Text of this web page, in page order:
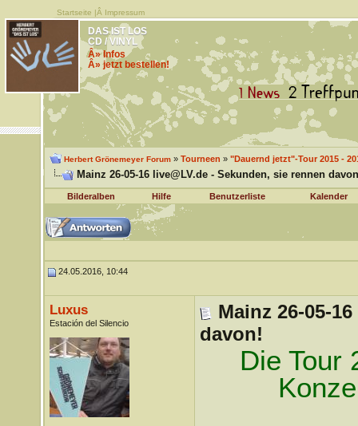
Startseite |Â Impressum
DAS IST LOS
CD / VINYL
Â» Infos
Â» jetzt bestellen!
Herbert Grönemeyer Forum» Tourneen » "Dauernd jetzt"-Tour 2015 -
Mainz 26-05-16 live@LV.de - Sekunden, sie rennen
Bilderalben Hilfe Benutzerliste Kalender
24.05.2016, 10:44
Luxus
Estación del Silencio
Mainz 26-05-
davon!
Die Tour